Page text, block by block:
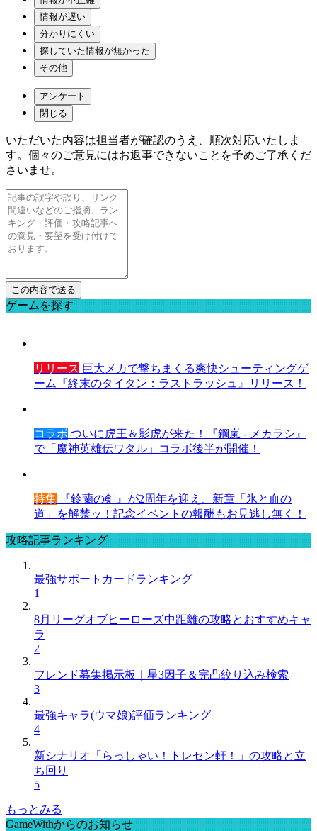
情報が遅い
分かりにくい
探していた情報が無かった
その他
アンケート
閉じる
いただいた内容は担当者が確認のうえ、順次対応いたしま
す。個々のご意見にはお返事できないことを予めご了承くだ
さいませ。
ゲームを探す
リリース 巨大メカで撃ちまくる爽快シューティングゲ
ーム『終末のタイタン：ラストラッシュ』リリース！
コラボ ついに虎王＆影虎が来た！『鋼嵐 - メカラシ』
で「魔神英雄伝ワタル」コラボ後半が開催！
特集 『鈴蘭の剣』が2周年を迎え、新章「氷と血の
道」を解禁ッ！記念イベントの報酬もお見逃し無く！
攻略記事ランキング
最強サポートカードランキング
1
8月リーグオブヒーローズ中距離の攻略とおすすめキャ
ラ
2
フレンド募集掲示板｜星3因子＆完凸絞り込み検索
3
最強キャラ(ウマ娘)評価ランキング
4
新シナリオ「らっしゃい！トレセン軒！」の攻略と立
ち回り
5
もっとみる
GameWithからのお知らせ